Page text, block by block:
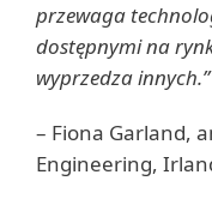
przewaga
dostępnymi na
wyprzedza innych.”
– Fiona Garland,
Engineering,